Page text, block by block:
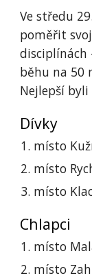
Ve středu
poměřit
disciplínách
běhu na 50
Nejlepší
Dívky
místo
místo
místo
Chlapci
místo
místo